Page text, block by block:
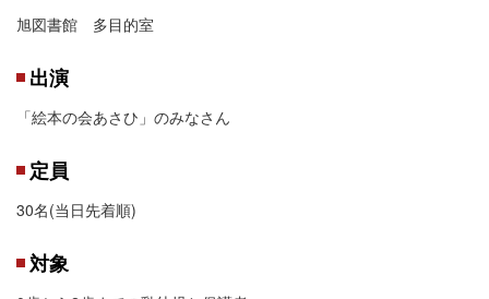
旭図書館 多目的室
出演
「絵本の会あさひ」のみなさん
定員
30名(当日先着順)
対象